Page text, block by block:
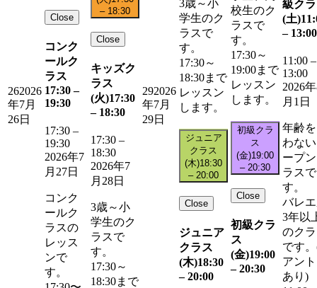
262026
年7月
26日
Close
コンク
ールク
ラス
17:30 –
19:30
17:30 –
19:30
2026年7
月27日
コンク
ールク
ラスの
レッス
ンで
す。
– 18:30
Close
キッズク
ラス
(火)17:30
– 18:30
17:30 –
18:30
2026年7
月28日
3歳～小
学生のク
ラスで
す。
17:30～
18:30まで
292026
年7月
29日
3歳～小
学生のク
ラスで
す。
17:30～
18:30まで
レッスン
します。
ジュニア
クラス
(木)18:30
– 20:00
Close
ジュニア
クラス
(木)18:30
– 20:00
校生のク
ラスで
す。
17:30～
19:00まで
レッスン
します。
初級クラ
ス
(金)19:00
– 20:30
Close
初級クラ
ス
(金)19:00
– 20:30
級ク
(土)
– 13:00
11:00 –
13:00
2026
月1日
年齢
わな
ープ
ラスで
す。
バレ
3年以
のク
です
アン
あり)